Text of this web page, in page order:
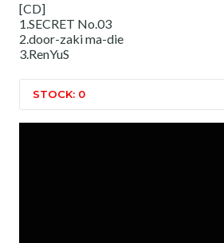
[CD]
1.SECRET No.03
2.door-zaki ma-die
3.RenYuS
STOCK: 0